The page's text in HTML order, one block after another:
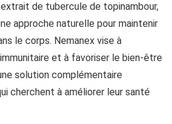
de tubercule de topinambour,
approche naturelle pour maintenir
le corps. Nemanex vise à
et à favoriser le bien-être
solution complémentaire
cherchent à améliorer leur santé